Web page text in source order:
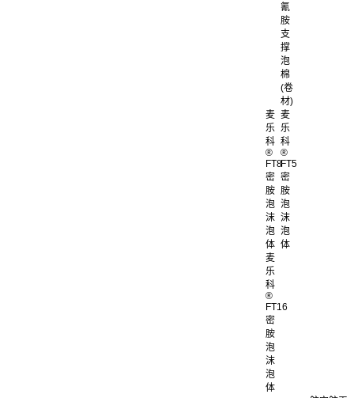
氰
胺
支
撑
泡
棉
(卷
材)
麦
乐
科
®
FT8
密
胺
泡
沫
泡
体
麦
乐
科
®
FT5
密
胺
泡
沫
泡
体
麦
乐
科
®
FT16
密
胺
泡
沫
泡
体